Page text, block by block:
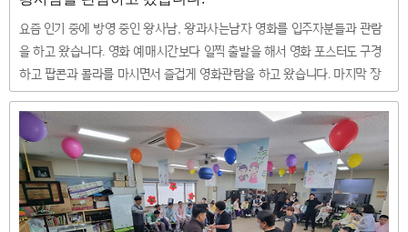
요즘 인기 중에 방영 중인 왕사남, 왕과사는남자 영화를 입주자분들과 관람
을 하고 왔습니다. 영화 예매시간보다 일찍 출발을 해서 영화 포스터도 구경
하고 팝콘과 콜라를 마시면서 즐겁게 영화관람을 하고 왔습니다. 마지막 장
면은 너무 슬펐는데 입주자분들은 조금 덤덤해하셨다는.. ^^